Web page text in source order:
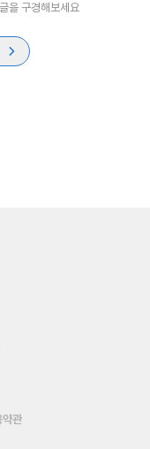
을 구경해보세요
약관